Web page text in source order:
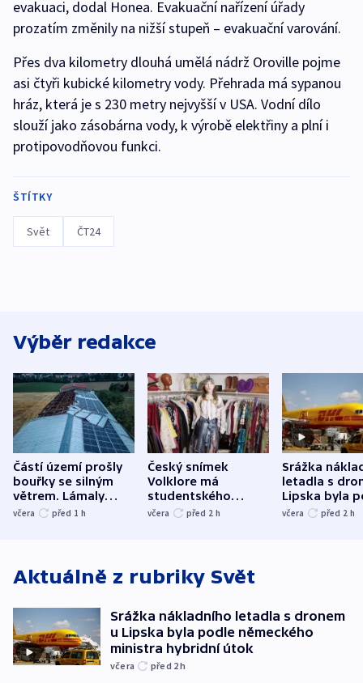
evakuaci, dodal Honea. Evakuační nařízení úřady
prozatím změnily na nižší stupeň – evakuační varování.
Přes dva kilometry dlouhá umělá nádrž Oroville pojme
asi čtyři kubické kilometry vody. Přehrada má sypanou
hráz, která je s 230 metry nejvyšší v USA. Vodní dílo
slouží jako zásobárna vody, k výrobě elektřiny a plní i
protipovodňovou funkci.
ŠTÍTKY
Svět ČT24
Výběr redakce
Částí území prošly
bouřky se silným
větrem. Lámaly
stromy a poničily
včera před 1 h
Český snímek
Volklore má
studentského
Oscara, zabojuje o
včera před 2 h
Srážka
letadla s
Lipska byla
německého
včera před 2 h
Aktuálně z rubriky Svět
Srážka nákladního letadla s dronem
u Lipska byla podle německého
ministra hybridní útok
včera před 2h